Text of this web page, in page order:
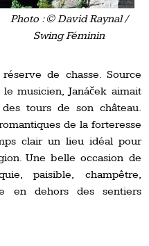
Photo : © David Raynal /
Swing Féminin
de chasse. Source
musicien, Janáček aimait
tours de son château.
de la forteresse
clair un lieu idéal pour
Une belle occasion de
paisible, champêtre,
en dehors des sentiers